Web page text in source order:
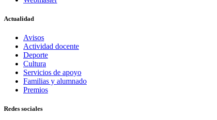
Actualidad
Avisos
Actividad docente
Deporte
Cultura
Servicios de apoyo
Familias y alumnado
Premios
Redes sociales